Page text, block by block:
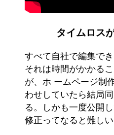
タイムロス
すべて自社で編集で
それは時間がかかる
が、ホ ームページ制
わせしていたら結局
る。しかも一度公開
修正ってなると難しい